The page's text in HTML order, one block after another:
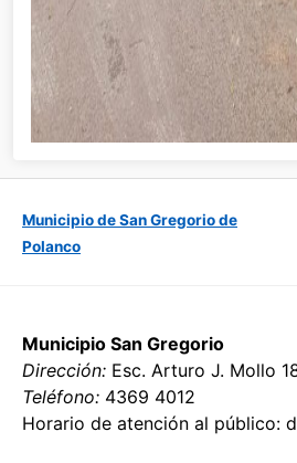
Municipio de San Gregorio de
Polanco
Municipio San Gregorio
Dirección: Esc. Arturo J. Mollo
Teléfono: 4369 4012
Horario de atención al público: